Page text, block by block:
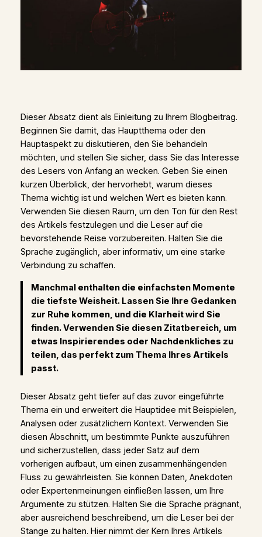
Dieser Absatz dient als Einleitung zu Ihrem Blogbeitrag.
Beginnen Sie damit, das Hauptthema oder den
Hauptaspekt zu diskutieren, den Sie behandeln
möchten, und stellen Sie sicher, dass Sie das Interesse
des Lesers von Anfang an wecken. Geben Sie einen
kurzen Überblick, der hervorhebt, warum dieses
Thema wichtig ist und welchen Wert es bieten kann.
Verwenden Sie diesen Raum, um den Ton für den Rest
des Artikels festzulegen und die Leser auf die
bevorstehende Reise vorzubereiten. Halten Sie die
Sprache zugänglich, aber informativ, um eine starke
Verbindung zu schaffen.
Manchmal enthalten die einfachsten Momente
die tiefste Weisheit. Lassen Sie Ihre Gedanken
zur Ruhe kommen, und die Klarheit wird Sie
finden. Verwenden Sie diesen Zitatbereich, um
etwas Inspirierendes oder Nachdenkliches zu
teilen, das perfekt zum Thema Ihres Artikels
passt.
Dieser Absatz geht tiefer auf das zuvor eingeführte
Thema ein und erweitert die Hauptidee mit Beispielen,
Analysen oder zusätzlichem Kontext. Verwenden Sie
diesen Abschnitt, um bestimmte Punkte auszuführen
und sicherzustellen, dass jeder Satz auf dem
vorherigen aufbaut, um einen zusammenhängenden
Fluss zu gewährleisten. Sie können Daten, Anekdoten
oder Expertenmeinungen einfließen lassen, um Ihre
Argumente zu stützen. Halten Sie die Sprache prägnant,
aber ausreichend beschreibend, um die Leser bei der
Stange zu halten. Hier nimmt der Kern Ihres Artikels